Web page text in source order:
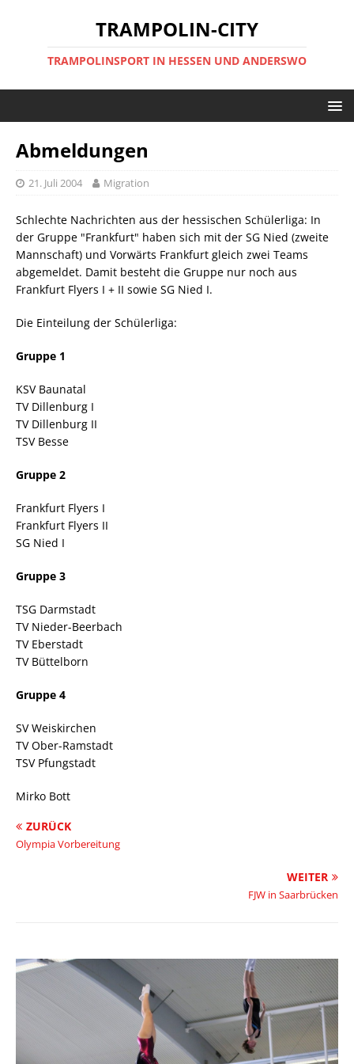
TRAMPOLIN-CITY
TRAMPOLINSPORT IN HESSEN UND ANDERSWO
Abmeldungen
21. Juli 2004 Migration
Schlechte Nachrichten aus der hessischen Schülerliga: In
der Gruppe "Frankfurt" haben sich mit der SG Nied (zweite
Mannschaft) und Vorwärts Frankfurt gleich zwei Teams
abgemeldet. Damit besteht die Gruppe nur noch aus
Frankfurt Flyers I + II sowie SG Nied I.
Die Einteilung der Schülerliga:
Gruppe 1
KSV Baunatal
TV Dillenburg I
TV Dillenburg II
TSV Besse
Gruppe 2
Frankfurt Flyers I
Frankfurt Flyers II
SG Nied I
Gruppe 3
TSG Darmstadt
TV Nieder-Beerbach
TV Eberstadt
TV Büttelborn
Gruppe 4
SV Weiskirchen
TV Ober-Ramstadt
TSV Pfungstadt
Mirko Bott
ZURÜCK
Olympia Vorbereitung
WEITER
FJW in Saarbrücken